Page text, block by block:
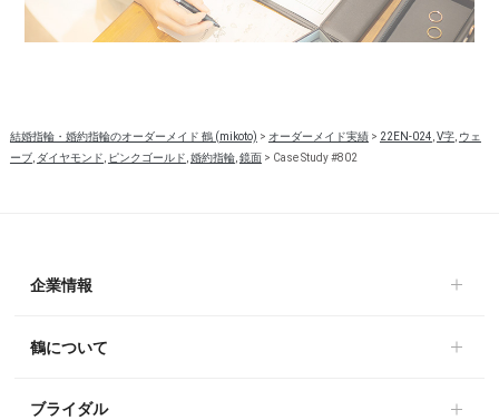
結婚指輪・婚約指輪のオーダーメイド 鶴 (mikoto) > オーダーメイド実績> 22EN-024,V字, ウェ
ーブ, ダイヤモンド, ピンクゴールド,婚約指輪,鏡面 > Case Study #802
企業情報
鶴について
ブライダル